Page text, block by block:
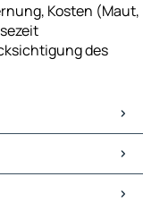
Kosten (Maut,
des